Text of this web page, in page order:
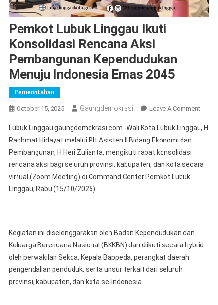
Pemkot Lubuk Linggau Ikuti
Konsolidasi Rencana Aksi
Pembangunan Kependudukan
Menuju Indonesia Emas 2045
Pemerintahan
October 15, 2025 Gaungdemokrasi Leave A CommentOn
Lubuk
Emas
Lubuk Linggau gaungdemokrasi.com -Wali Kota Lubuk Linggau, H
Rachmat Hidayat melalui Plt Asisten II Bidang Ekonomi dan
Pembangunan, H Heri Zulianta, mengikuti rapat konsolidasi
rencana aksi bagi seluruh provinsi, kabupaten, dan kota secara
virtual (Zoom Meeting) di Command Center Pemkot Lubuk
Linggau, Rabu (15/10/2025).
Kegiatan ini diselenggarakan oleh Badan Kependudukan dan
Keluarga Berencana Nasional (BKKBN) dan diikuti secara hybrid
oleh perwakilan Sekda, Kepala Bappeda, perangkat daerah
pengendalian penduduk, serta unsur terkait dari seluruh
provinsi, kabupaten, dan kota se-Indonesia.